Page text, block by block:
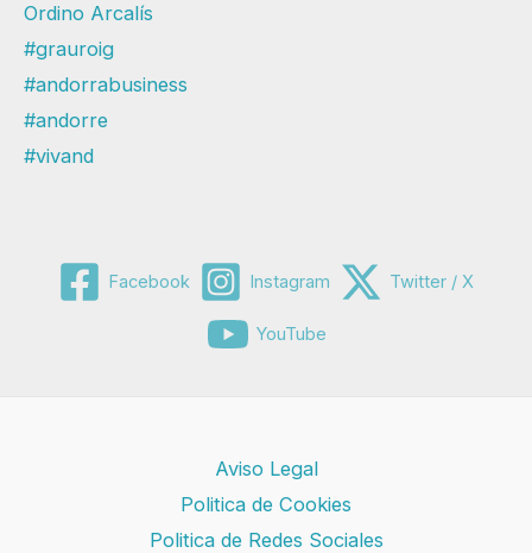
Ordino Arcalís
#grauroig
#andorrabusiness
#andorre
#vivand
Facebook Instagram Twitter / X
YouTube
Aviso Legal
Politica de Cookies
Politica de Redes Sociales